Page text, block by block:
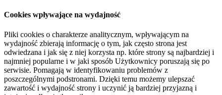
Cookies wpływające na wydajność
Pliki cookies o charakterze analitycznym, wpływającym na
wydajność zbierają informację o tym, jak często strona jest
odwiedzana i jak się z niej korzysta np. które strony są najbardziej i
najmniej popularne i w jaki sposób Użytkownicy poruszają się po
serwisie. Pomagają w identyfikowaniu problemów z
poszczególnymi podstronami. Dzięki temu możemy ulepszać
zawartość i wydajność strony i uczynić ją bardziej przyjazną i